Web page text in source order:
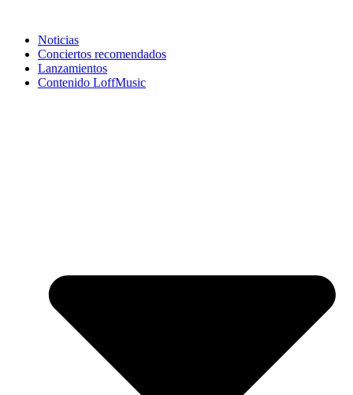
Noticias
Conciertos recomendados
Lanzamientos
Contenido LoffMusic